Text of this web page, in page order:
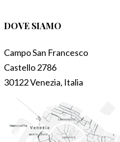
DOVE SIAMO
Campo San Francesco
Castello 2786
30122 Venezia, Italia